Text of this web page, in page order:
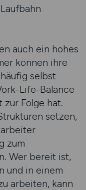
auch ein hohes
können ihre
selbst
Life-Balance
Folge hat.
setzen,
zum
Wer bereit ist,
und in einem
arbeiten, kann